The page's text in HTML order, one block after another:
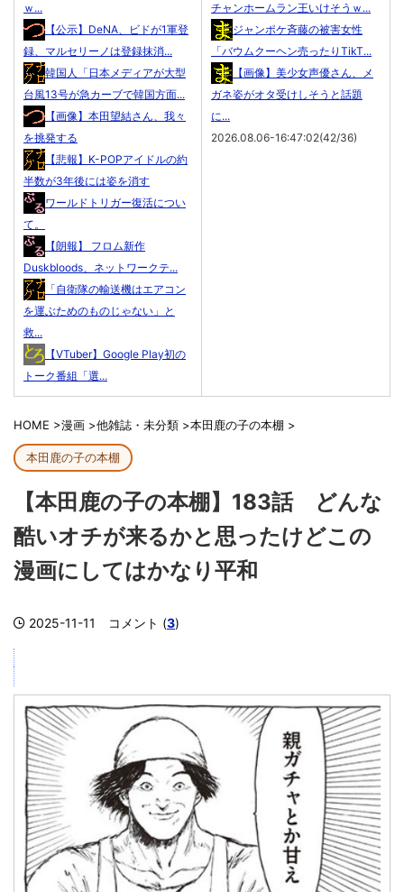
ｗ...
【公示】DeNA、ビドが1軍登
録、マルセリーノは登録抹消...
韓国人「日本メディアが大型
台風13号が急カーブで韓国方面...
【画像】本田望結さん、我々
を挑発する
【悲報】K-POPアイドルの約
半数が3年後には姿を消す
ワールドトリガー復活につい
て。
【朗報】 フロム新作
Duskbloods、ネットワークテ...
「自衛隊の輸送機はエアコン
を運ぶためのものじゃない」と
救...
【VTuber】Google Play初の
トーク番組「選...
チャンホームラン王いけそうｗ...
ジャンポケ斉藤の被害女性
「バウムクーヘン売ったりTikT...
【画像】美少女声優さん、メ
ガネ姿がオタ受けしそうと話題
に...
2026.08.06-16:47:02(42/36)
HOME >漫画 >他雑誌・未分類 >本田鹿の子の本棚 >
本田鹿の子の本棚
【本田鹿の子の本棚】183話 どんな
酷いオチが来るかと思ったけどこの
漫画にしてはかなり平和
2025-11-11 コメント (3)